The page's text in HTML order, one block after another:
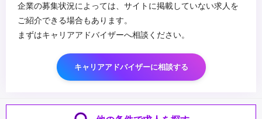
企業の募集状況によっては、サイトに掲載していない求人を
ご紹介できる場合もあります。
まずはキャリアアドバイザーへ相談ください。
キャリアアドバイザーに相談する